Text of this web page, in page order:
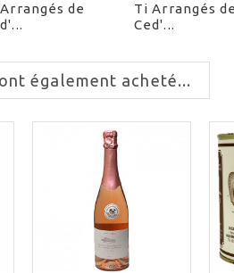
de
Ti Arrangés de
Ced'...
également acheté...